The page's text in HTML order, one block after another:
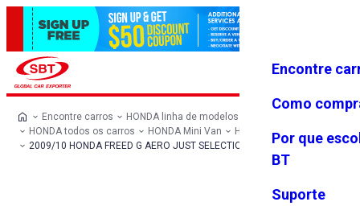
Favoritos Menu
Encontre
Como
Por que
BT
Suporte
Encontre carros
HONDA linha de modelos
HONDA todos os carros
HONDA Mini Van
HONDA FREED
2009/10 HONDA FREED G AERO JUST SELECTION